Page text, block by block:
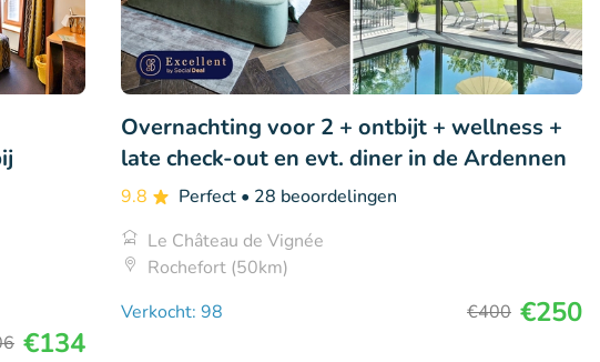
€134
Overnachting voor 2 + ontbijt + wellness +
late check-out en evt. diner in de Ardennen
9.8 Perfect • 28 beoordelingen
Le Château de Vignée
Rochefort (50km)
Verkocht: 98
€400 €250